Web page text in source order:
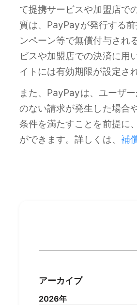
て提携サービスや加盟店で
質は、PayPayが発行する
ンペーン等で無償付与され
ビスや加盟店での決済に用
イトには有効期限が設定さ
また、PayPayは、ユーザ
のない請求が発生した場合
条件を満たすことを前提に
ができます。詳しくは、 補
アーカイブ
2026年